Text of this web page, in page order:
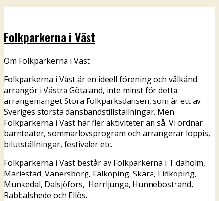
Folkparkerna i Väst
Om Folkparkerna i Väst
Folkparkerna i Väst är en ideell förening och välkänd
arrangör i Västra Götaland, inte minst för detta
arrangemanget Stora Folkparksdansen, som är ett av
Sveriges största dansbandstillställningar. Men
Folkparkerna i Väst har fler aktiviteter än så. Vi ordnar
barnteater, sommarlovsprogram och arrangerar loppis,
bilutställningar, festivaler etc.
Folkparkerna i Väst består av Folkparkerna i Tidaholm,
Mariestad, Vänersborg, Falköping, Skara, Lidköping,
Munkedal, Dalsjöfors, Herrljunga, Hunnebostrand,
Rabbalshede och Ellös.